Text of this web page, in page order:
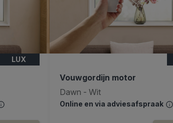
LUX
Vouwgordijn motor
Dawn - Wit
Online en via adviesafspraak